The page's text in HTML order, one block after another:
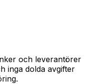
och leverantörer
inga dolda avgifter